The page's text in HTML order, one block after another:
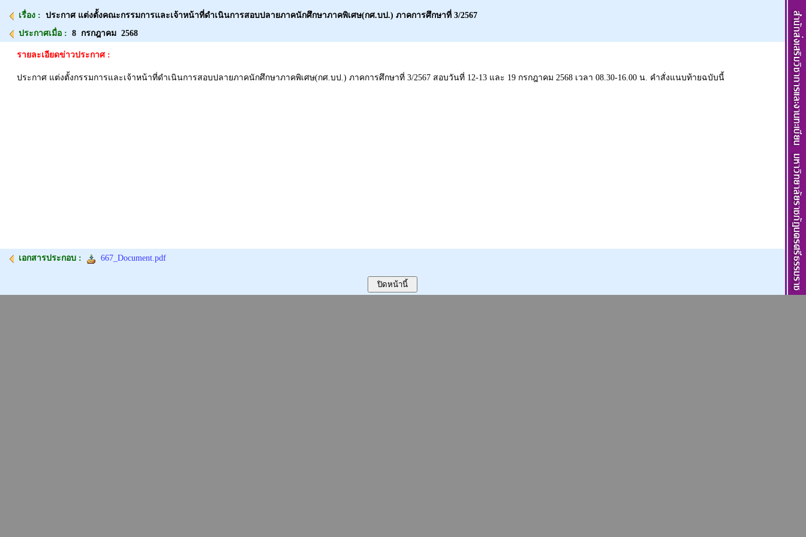
เรื่อง : ประกาศ แต่งตั้งคณะกรรมการและเจ้าหน้าที่ดำเนินการสอบปลายภาคนักศึกษาภาคพิเศษ(กศ.บป.) ภาคการศึกษาที่ 3/2567
ประกาศเมื่อ : 8 กรกฎาคม 2568
รายละเอียดข่าวประกาศ :
ประกาศ แต่งตั้งกรรมการและเจ้าหน้าที่ดำเนินการสอบปลายภาคนักศึกษาภาคพิเศษ(กศ.บป.) ภาคการศึกษาที่ 3/2567 สอบวันที่ 12-13 และ 19 กรกฎาคม 2568 เวลา 08.30-16.00 น. คำสั่งแนบท้ายฉบับนี้
เอกสารประกอบ : 667_Document.pdf